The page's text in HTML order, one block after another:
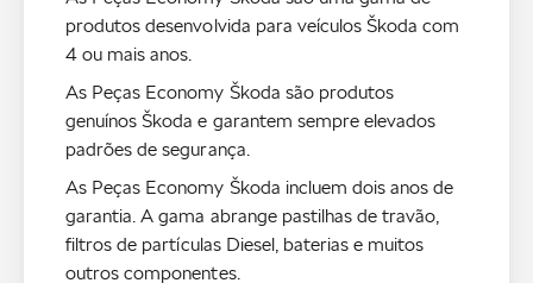
produtos desenvolvida para veículos Škoda com
4 ou mais anos.
As Peças Economy Škoda são produtos
genuínos Škoda e garantem sempre elevados
padrões de segurança.
As Peças Economy Škoda incluem dois anos de
garantia. A gama abrange pastilhas de travão,
filtros de partículas Diesel, baterias e muitos
outros componentes.